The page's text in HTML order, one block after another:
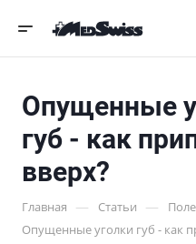
Опущенные
губ - как
вверх?
Главная — Статьи —
Опущенные уголки губ - как